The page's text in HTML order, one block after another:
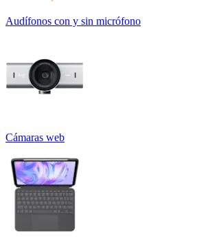
Audífonos con y sin micrófono
Cámaras web